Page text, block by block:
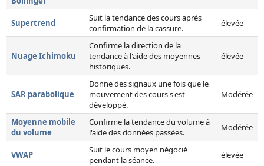
Supertrend
Suit la tendance des cours après
confirmation de la cassure.
élevée
Nuage Ichimoku
Confirme la direction de la
tendance à l'aide des moyennes
historiques.
élevée
SAR parabolique
Donne des signaux une fois que le
mouvement des cours s'est
développé.
Modérée
Moyenne mobile
du volume
Confirme la tendance du volume à
l'aide des données passées.
Modérée
VWAP
Suit le cours moyen négocié
pendant la séance.
élevée